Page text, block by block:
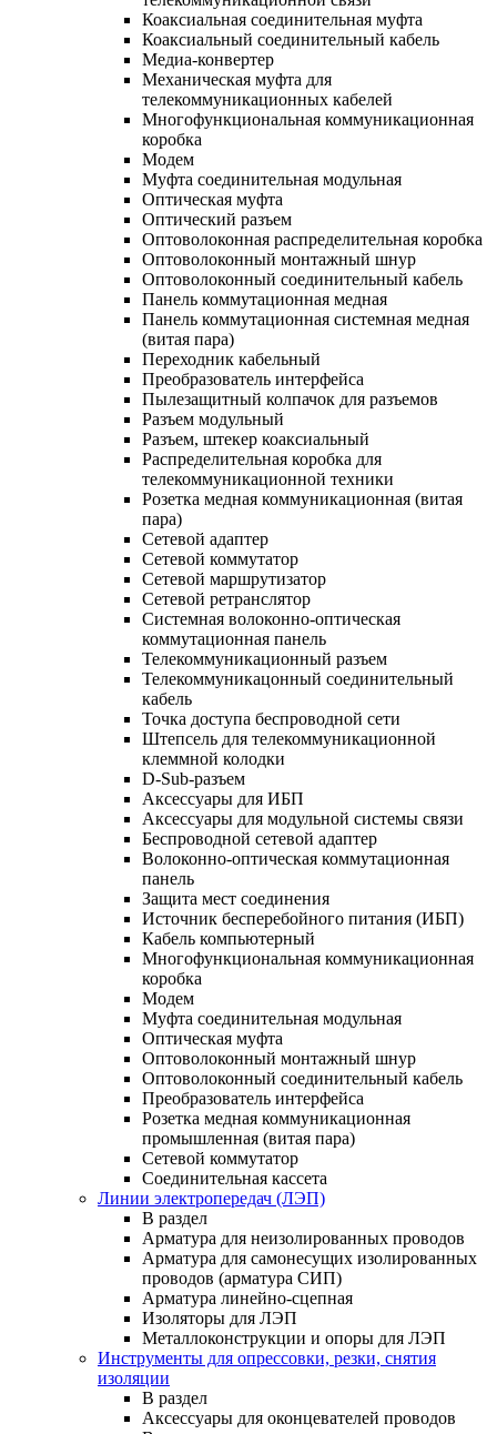
Коаксиальная соединительная муфта
Коаксиальный соединительный кабель
Медиа-конвертер
Механическая муфта для
телекоммуникационных кабелей
Многофункциональная коммуникационная
коробка
Модем
Муфта соединительная модульная
Оптическая муфта
Оптический разъем
Оптоволоконная распределительная коробка
Оптоволоконный монтажный шнур
Оптоволоконный соединительный кабель
Панель коммутационная медная
Панель коммутационная системная медная
(витая пара)
Переходник кабельный
Преобразователь интерфейса
Пылезащитный колпачок для разъемов
Разъем модульный
Разъем, штекер коаксиальный
Распределительная коробка для
телекоммуникационной техники
Розетка медная коммуникационная (витая
пара)
Сетевой адаптер
Сетевой коммутатор
Сетевой маршрутизатор
Сетевой ретранслятор
Системная волоконно-оптическая
коммутационная панель
Телекоммуникационный разъем
Телекоммуникацонный соединительный
кабель
Точка доступа беспроводной сети
Штепсель для телекоммуникационной
клеммной колодки
D-Sub-разъем
Аксессуары для ИБП
Аксессуары для модульной системы связи
Беспроводной сетевой адаптер
Волоконно-оптическая коммутационная
панель
Защита мест соединения
Источник бесперебойного питания (ИБП)
Кабель компьютерный
Многофункциональная коммуникационная
коробка
Модем
Муфта соединительная модульная
Оптическая муфта
Оптоволоконный монтажный шнур
Оптоволоконный соединительный кабель
Преобразователь интерфейса
Розетка медная коммуникационная
промышленная (витая пара)
Сетевой коммутатор
Соединительная кассета
Линии электропередач (ЛЭП)
В раздел
Арматура для неизолированных проводов
Арматура для самонесущих изолированных
проводов (арматура СИП)
Арматура линейно-сцепная
Изоляторы для ЛЭП
Металлоконструкции и опоры для ЛЭП
Инструменты для опрессовки, резки, снятия
изоляции
В раздел
Аксессуары для оконцевателей проводов